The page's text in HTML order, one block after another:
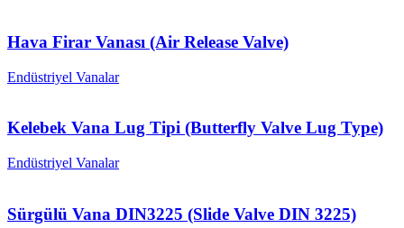
Hava Firar Vanası (Air Release Valve)
Endüstriyel Vanalar
Kelebek Vana Lug Tipi (Butterfly Valve Lug Type)
Endüstriyel Vanalar
Sürgülü Vana DIN3225 (Slide Valve DIN 3225)